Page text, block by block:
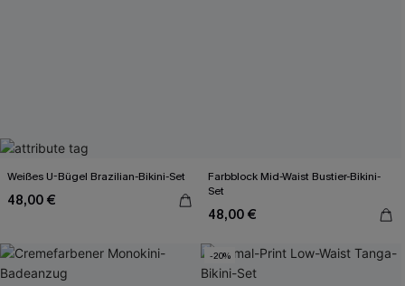
Weißes U-Bügel Brazilian-Bikini-Set
48,00 €
Farbblock Mid-Waist Bustier-Bikini-
Set
48,00 €
-20%